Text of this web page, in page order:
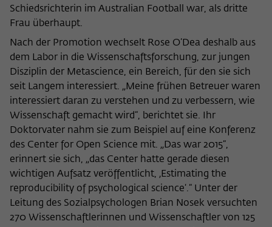
Schiedsrichterin im Australian Football war, als dritte
Frau überhaupt.
Nach der Promotion wechselt Rose O’Dea deshalb aus
dem Labor in die Wissenschaftsforschung, zur jungen
Disziplin der Metascience, ein Bereich, für den sie sich
seit Langem interessiert. „Meine frühen Betreuer waren
interessiert daran zu verstehen und zu verbessern, wie
Wissenschaft gemacht wird“, berichtet sie. Ihr
Doktorvater nahm sie zum Beispiel auf eine Konferenz
des Center for Open Science mit. „Das war 2015“,
erinnert sie sich, „das Center hatte gerade diesen
wichtigen Aufsatz veröffentlicht, ‚Estimating the
reproducibility of psychological science‘.“ Unter der
Leitung des Sozialpsychologen Brian Nosek versuchten
270 Wissenschaftlerinnen und Wissenschaftler von 125